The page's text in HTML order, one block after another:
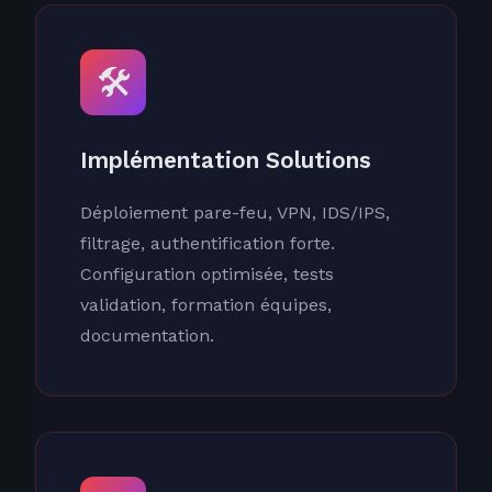
🛠️
Implémentation Solutions
Déploiement pare-feu, VPN, IDS/IPS,
filtrage, authentification forte.
Configuration optimisée, tests
validation, formation équipes,
documentation.